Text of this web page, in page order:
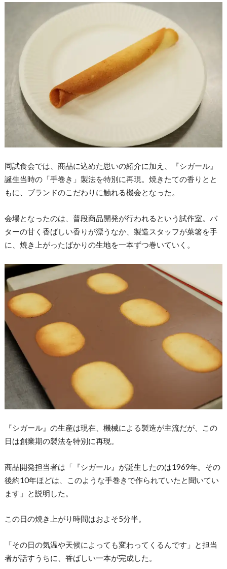
同試食会では、商品に込めた思いの紹介に加え、『シガール』
誕生当時の「手巻き」製法を特別に再現。焼きたての香りとと
もに、ブランドのこだわりに触れる機会となった。
会場となったのは、普段商品開発が行われるという試作室。バ
ターの甘く香ばしい香りが漂うなか、製造スタッフが菜箸を手
に、焼き上がったばかりの生地を一本ずつ巻いていく。
『シガール』の生産は現在、機械による製造が主流だが、この
日は創業期の製法を特別に再現。
商品開発担当者は「『シガール』が誕生したのは1969年。その
後約10年ほどは、このような手巻きで作られていたと聞いてい
ます」と説明した。
この日の焼き上がり時間はおよそ5分半。
「その日の気温や天候によっても変わってくるんです」と担当
者が話すうちに、香ばしい一本が完成した。